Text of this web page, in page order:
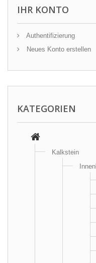
IHR KONTO
Authentifizierung
Neues Konto erstellen
KATEGORIEN
Kalkstein